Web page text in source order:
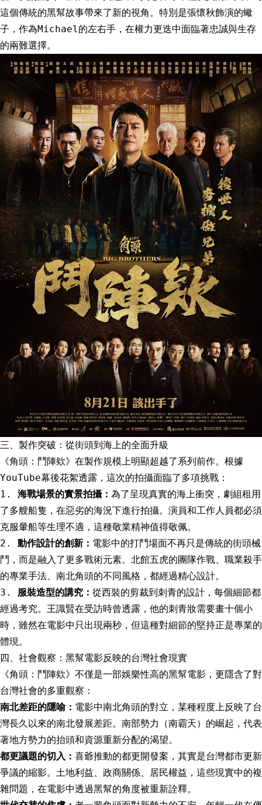
這個傳統的黑幫故事帶來了新的視角。特別是張懷秋飾演的蠍
子，作為Michael的左右手，在權力更迭中面臨著忠誠與生存
的兩難選擇。
三、製作突破：從街頭到海上的全面升級
《角頭：鬥陣欸》在製作規模上明顯超越了系列前作。根據
YouTube幕後花絮透露，這次的拍攝面臨了多項挑戰：
1. 海戰場景的實景拍攝： 為了呈現真實的海上衝突，劇組租用
了多艘船隻，在惡劣的海況下進行拍攝。演員和工作人員都必須
克服暈船等生理不適，這種敬業精神值得敬佩。
2. 動作設計的創新： 電影中的打鬥場面不再只是傳統的街頭械
鬥，而是融入了更多戰術元素。北館五虎的團隊作戰、職業殺手
的專業手法、南北角頭的不同風格，都經過精心設計。
3. 服裝造型的講究： 從西裝的剪裁到刺青的設計，每個細節都
經過考究。王識賢在受訪時曾透露，他的刺青妝需要畫十個小
時，雖然在電影中只出現兩秒，但這種對細節的堅持正是專業的
體現。
四、社會觀察：黑幫電影反映的台灣社會現實
《角頭：鬥陣欸》不僅是一部娛樂性高的黑幫電影，更隱含了對
台灣社會的多重觀察：
南北差距的隱喻： 電影中南北角頭的對立，某種程度上反映了台
灣長久以來的南北發展差距。南部勢力（南霸天）的崛起，代表
著地方勢力的抬頭和資源重新分配的渴望。
都更議題的切入： 喜爺推動的都更開發案，其實是台灣都市更新
爭議的縮影。土地利益、政商關係、居民權益，這些現實中的複
雜問題，在電影中透過黑幫的角度被重新詮釋。